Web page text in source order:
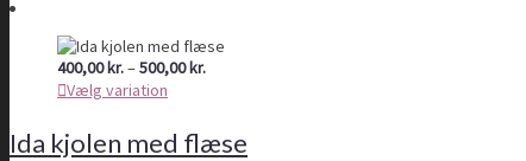
400,00kr.–500,00kr.Prisinterval:
Vælg variation
Ida kjolen med flæse